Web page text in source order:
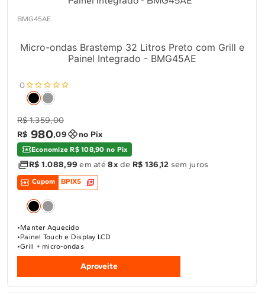
BMG45AE
Micro-ondas Brastemp 32 Litros Preto com Grill e
Painel Integrado - BMG45AE
0
R$ 1.359,00
R$ 980,09 no Pix
Economize R$ 108,90 no Pix
R$ 1.088,99 em até8x de R$ 136,12 sem juros
Cupom BPIX5
Manter Aquecido
Painel Touch e Display LCD
Grill + micro-ondas
Aproveite